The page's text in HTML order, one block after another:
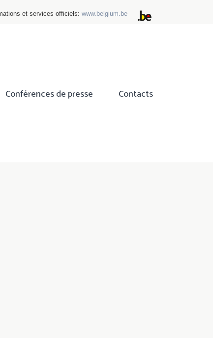
et services officiels: www.belgium.be
Conférences de presse Contacts